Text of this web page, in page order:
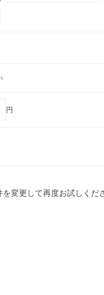
円
変更して再度お試しくだ